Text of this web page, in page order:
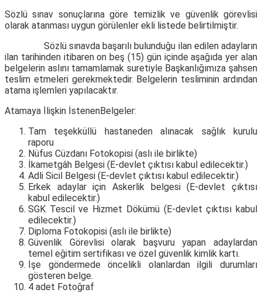
Sözlü sınav sonuçlarına göre temizlik ve güvenlik görevlisi
olarak atanması uygun görülenler ekli listede belirtilmiştir.
Sözlü sınavda başarılı bulunduğu ilan edilen adayların
ilan tarihinden itibaren on beş (15) gün içinde aşağıda yer alan
belgelerin aslını tamamlamak suretiyle Başkanlığımıza şahsen
teslim etmeleri gerekmektedir. Belgelerin tesliminin ardından
atama işlemleri yapılacaktır.
Atamaya İlişkin İstenenBelgeler:
Tam teşekküllü hastaneden alınacak sağlık kurulu
raporu
Nüfus Cüzdanı Fotokopisi (aslı ile birlikte)
İkametgâh Belgesi (E-devlet çıktısı kabul edilecektir.)
Adli Sicil Belgesi (E-devlet çıktısı kabul edilecektir.)
Erkek adaylar için Askerlik belgesi (E-devlet çıktısı
kabul edilecektir.)
SGK Tescil ve Hizmet Dökümü (E-devlet çıktısı kabul
edilecektir.)
Diploma Fotokopisi (aslı ile birlikte)
Güvenlik Görevlisi olarak başvuru yapan adaylardan
temel eğitim sertifikası ve özel güvenlik kimlik kartı.
İşe göndermede öncelikli olanlardan ilgili durumları
gösteren belge.
4 adet Fotoğraf